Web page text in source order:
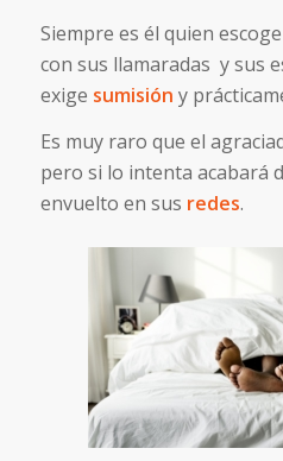
Siempre es él quien
con sus llamaradas y sus
exige sumisión y
Es muy raro que el
pero si lo intenta acabará
envuelto en sus redes.